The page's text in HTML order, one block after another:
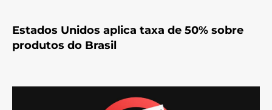
Estados Unidos aplica taxa de 50% sobre
produtos do Brasil